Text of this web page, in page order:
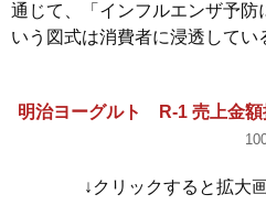
通じて、「インフルエンザ予防
いう図式は消費者に浸透してい
明治ヨーグルト R-1 売上金額
↓クリックすると拡大